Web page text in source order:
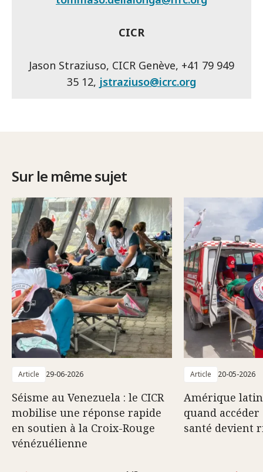
CICR
Jason Straziuso, CICR Genève, +41 79 949
35 12, jstraziuso@icrc.org
Sur le même sujet
Article 29-06-2026
Séisme au Venezuela : le CICR
mobilise une réponse rapide
en soutien à la Croix-Rouge
vénézuélienne
Article 20-05-2026
Amérique
quand
santé devient